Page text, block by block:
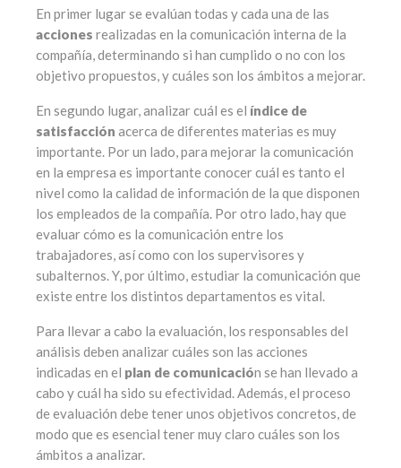
En primer lugar se evalúan todas y cada una de las
acciones realizadas en la comunicación interna de la
compañía, determinando si han cumplido o no con los
objetivo propuestos, y cuáles son los ámbitos a mejorar.
En segundo lugar, analizar cuál es el índice de
satisfacción acerca de diferentes materias es muy
importante. Por un lado, para mejorar la comunicación
en la empresa es importante conocer cuál es tanto el
nivel como la calidad de información de la que disponen
los empleados de la compañía. Por otro lado, hay que
evaluar cómo es la comunicación entre los
trabajadores, así como con los supervisores y
subalternos. Y, por último, estudiar la comunicación que
existe entre los distintos departamentos es vital.
Para llevar a cabo la evaluación, los responsables del
análisis deben analizar cuáles son las acciones
indicadas en el plan de comunicación se han llevado a
cabo y cuál ha sido su efectividad. Además, el proceso
de evaluación debe tener unos objetivos concretos, de
modo que es esencial tener muy claro cuáles son los
ámbitos a analizar.